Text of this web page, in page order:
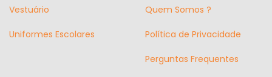
Vestuário
Uniformes Escolares
Quem Somos ?
Política de Privacidade
Perguntas Frequentes